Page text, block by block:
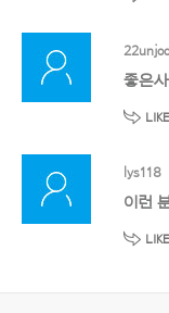
22unjoo
좋은
lys118
이런